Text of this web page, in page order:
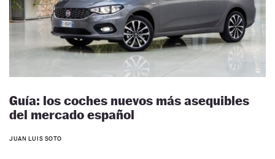
Guía: los coches nuevos más asequibles
del mercado español
JUAN LUIS SOTO